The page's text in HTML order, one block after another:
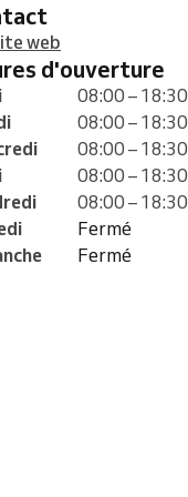
web
d'ouverture
08:00 – 18:30
08:00 – 18:30
08:00 – 18:30
08:00 – 18:30
08:00 – 18:30
Fermé
Fermé